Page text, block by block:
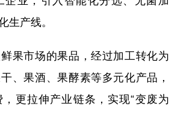
生产线。
市场的果品，经过加工转化为
、果酒、果酵素等多元化产品，
更拉伸产业链条，实现“变废为